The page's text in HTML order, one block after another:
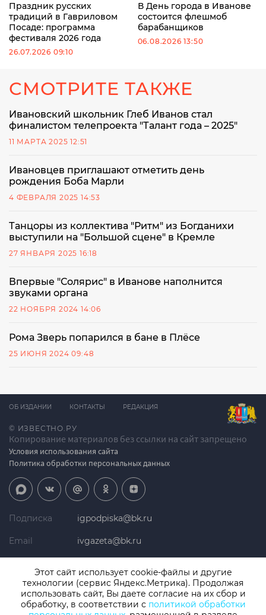
Праздник русских
традиций в Гавриловом
Посаде: программа
фестиваля 2026 года
26.07.2026 09:10
В День города в Иванове
состоится флешмоб
барабанщиков
06.08.2026 13:50
СМОТРИТЕ ТАКЖЕ
Ивановский школьник Глеб Иванов стал
финалистом телепроекта "Талант года – 2025"
11 МАРТА 2025 12:51
Ивановцев приглашают отметить день
рождения Боба Марли
4 ФЕВРАЛЯ 2025 14:53
Танцоры из коллектива "Ритм" из Богданихи
выступили на "Большой сцене" в Кремле
27 ЯНВАРЯ 2025 16:18
Впервые "Солярис" в Иванове наполнится
звуками органа
22 НОЯБРЯ 2024 14:06
Рома Зверь попарился в бане в Плёсе
25 ИЮНЯ 2024 09:48
© ИЗВЕСТНО.РУ
Копирование материалов без ссылки на сайт запрещено
Условия использования сайта
Политика обработки персональных данных
ОБ ИЗДАНИИ КОНТАКТЫ РЕДАКЦИЯ
Подписка igpodpiska@bk.ru
Email ivgazeta@bk.ru
Телефон +7 (4932) 41-94-81
Этот сайт использует cookie-файлы и другие
технологии (сервис Яндекс.Метрика). Продолжая
использовать сайт, Вы даете согласие на их сбор и
обработку, в соответствии с политикой обработки